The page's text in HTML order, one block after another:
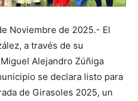
Noviembre de 2025.- El
a través de su
Alejandro Zúñiga
se declara listo para
de Girasoles 2025, un